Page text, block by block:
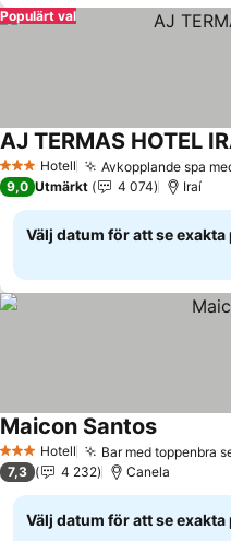
Populärt val
3 StjärnorHotell Avkopplande spa
AJ TERMAS HOTEL
9,0 Utmärkt 4 074 Iraí
Välj datum för att se
3 StjärnorHotell Bar med toppenbra
Maicon Santos
7,3 4 232 Canela
Välj datum för att se